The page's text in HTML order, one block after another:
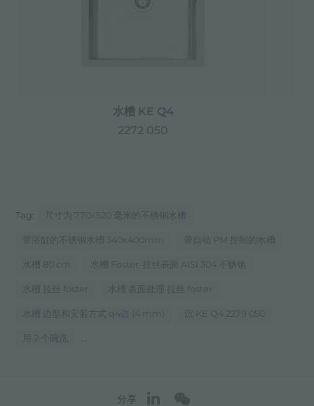
水槽 KE Q4
2272 050
Tag: 尺寸为 770x520 毫米的不锈钢水槽
带浴缸的不锈钢水槽 340x400mm 带自动 PM 控制的水槽
水槽 80 cm 水槽 Foster-拉丝表面 AISI 304 不锈钢
水槽 拉丝 foster 水槽 表面处理 拉丝 foster
水槽 边型和安装方式 q4边 (4 mm) 沉 KE Q4 2279 050
用 2 个碗洗
分享